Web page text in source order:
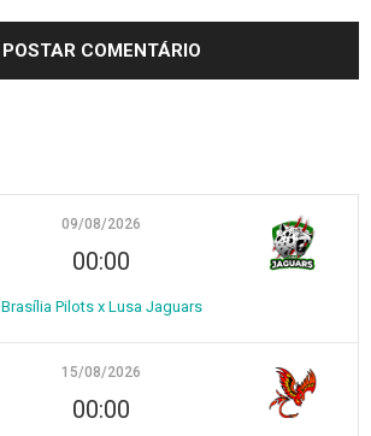
09/08/2026
00:00
Brasília Pilots x Lusa Jaguars
15/08/2026
00:00